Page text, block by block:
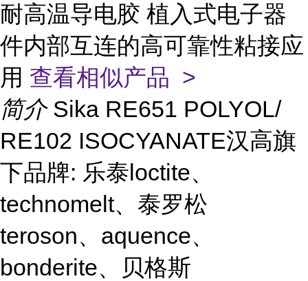
耐高温导电胶 植入式电子器
件内部互连的高可靠性粘接应
用 查看相似产品 >
简介 Sika RE651 POLYOL/
RE102 ISOCYANATE汉高旗
下品牌: 乐泰loctite、
technomelt、泰罗松
teroson、aquence、
bonderite、贝格斯